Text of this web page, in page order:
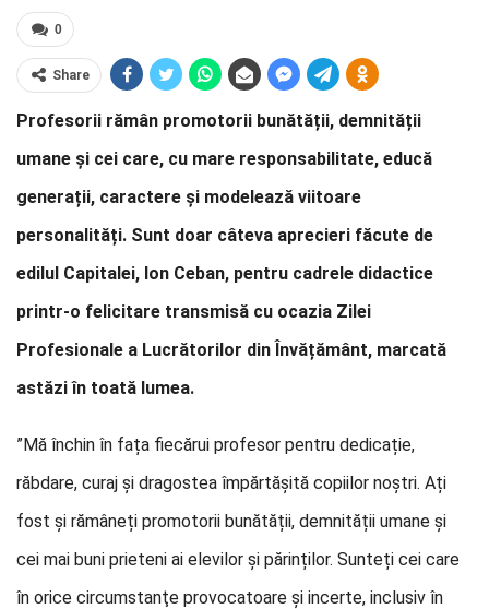
0
Share
Profesorii rămân promotorii bunătății, demnității
umane și cei care, cu mare responsabilitate, educă
generații, caractere și modelează viitoare
personalități. Sunt doar câteva aprecieri făcute de
edilul Capitalei, Ion Ceban, pentru cadrele didactice
printr-o felicitare transmisă cu ocazia Zilei
Profesionale a Lucrătorilor din Învățământ, marcată
astăzi în toată lumea.
”Mă închin în fața fiecărui profesor pentru dedicație,
răbdare, curaj și dragostea împărtășită copiilor noștri. Ați
fost și rămâneți promotorii bunătății, demnității umane și
cei mai buni prieteni ai elevilor și părinților. Sunteți cei care
în orice circumstanţe provocatoare și incerte, inclusiv în